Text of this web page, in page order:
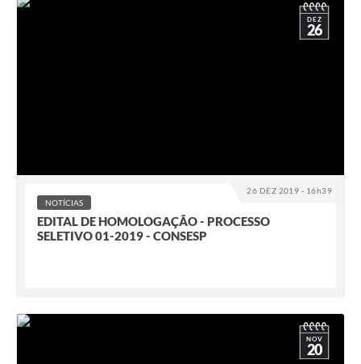
26 DEZ 2019 - 16h39
DEZ
26
NOTÍCIAS
EDITAL DE HOMOLOGAÇÃO - PROCESSO
SELETIVO 01-2019 - CONSESP
NOV
20